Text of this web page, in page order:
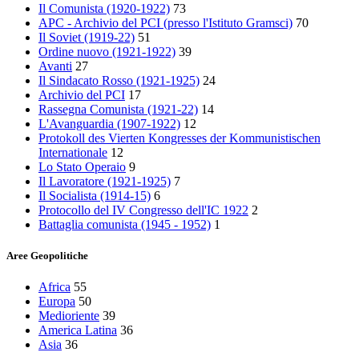
Il Comunista (1920-1922) 73
APC - Archivio del PCI (presso l'Istituto Gramsci) 70
Il Soviet (1919‑22) 51
Ordine nuovo (1921-1922) 39
Avanti 27
Il Sindacato Rosso (1921-1925) 24
Archivio del PCI 17
Rassegna Comunista (1921‑22) 14
L'Avanguardia (1907-1922) 12
Protokoll des Vierten Kongresses der Kommunistischen
Internationale 12
Lo Stato Operaio 9
Il Lavoratore (1921-1925) 7
Il Socialista (1914‑15) 6
Protocollo del IV Congresso dell'IC 1922 2
Battaglia comunista (1945 - 1952) 1
Aree Geopolitiche
Africa 55
Europa 50
Medioriente 39
America Latina 36
Asia 36